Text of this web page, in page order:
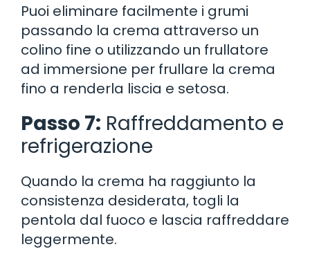
Puoi eliminare facilmente i grumi
passando la crema attraverso un
colino fine o utilizzando un frullatore
ad immersione per frullare la crema
fino a renderla liscia e setosa.
Passo 7: Raffreddamento e
refrigerazione
Quando la crema ha raggiunto la
consistenza desiderata, togli la
pentola dal fuoco e lascia raffreddare
leggermente.